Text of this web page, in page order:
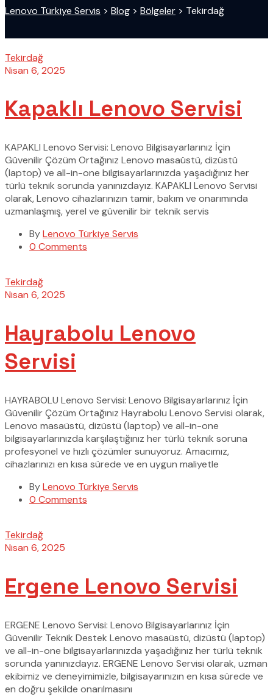
Lenovo Türkiye Servis > Blog > Bölgeler > Tekirdağ
Tekirdağ
Nisan 6, 2025
Kapaklı Lenovo Servisi
KAPAKLI Lenovo Servisi: Lenovo Bilgisayarlarınız İçin
Güvenilir Çözüm Ortağınız Lenovo masaüstü, dizüstü
(laptop) ve all-in-one bilgisayarlarınızda yaşadığınız her
türlü teknik sorunda yanınızdayız. KAPAKLI Lenovo Servisi
olarak, Lenovo cihazlarınızın tamir, bakım ve onarımında
uzmanlaşmış, yerel ve güvenilir bir teknik servis
ByLenovo Türkiye Servis
0 Comments
Tekirdağ
Nisan 6, 2025
Hayrabolu Lenovo
Servisi
HAYRABOLU Lenovo Servisi: Lenovo Bilgisayarlarınız İçin
Güvenilir Çözüm Ortağınız Hayrabolu Lenovo Servisi olarak,
Lenovo masaüstü, dizüstü (laptop) ve all-in-one
bilgisayarlarınızda karşılaştığınız her türlü teknik soruna
profesyonel ve hızlı çözümler sunuyoruz. Amacımız,
cihazlarınızı en kısa sürede ve en uygun maliyetle
ByLenovo Türkiye Servis
0 Comments
Tekirdağ
Nisan 6, 2025
Ergene Lenovo Servisi
ERGENE Lenovo Servisi: Lenovo Bilgisayarlarınız İçin
Güvenilir Teknik Destek Lenovo masaüstü, dizüstü (laptop)
ve all-in-one bilgisayarlarınızda yaşadığınız her türlü teknik
sorunda yanınızdayız. ERGENE Lenovo Servisi olarak, uzman
ekibimiz ve deneyimimizle, bilgisayarınızın en kısa sürede ve
en doğru şekilde onarılmasını